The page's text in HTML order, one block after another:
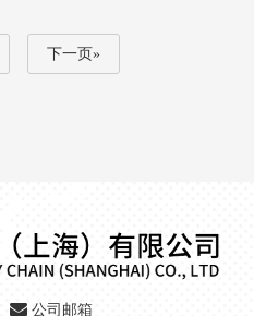
下一页»
公司邮箱